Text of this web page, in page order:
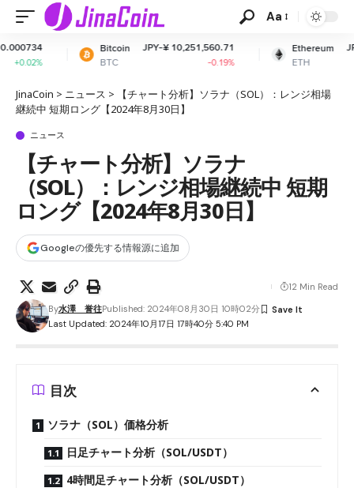
Aa
JPY-¥ 10,251,560.71
-0.19%
Ethereum
JPY-¥ 302,669.15
-0.4%
JinaCoin > ニュース >
【チャート分析】ソラナ（SOL）：レンジ相場
継続中 短期ロング【2024年8月30日】
ニュース
【チャート分析】ソラナ
（SOL）：レンジ相場継続中 短期
ロング【2024年8月30日】
Googleの優先する情報源に追加
Last Updated: 2024年10月17日 17時40分 5:40 PM
By水澤 誉往Published: 2024年08月30日 10時02分
12 Min Read
目次
ソラナ（SOL）価格分析
日足チャート分析（SOL/USDT）
4時間足チャート分析（SOL/USDT）